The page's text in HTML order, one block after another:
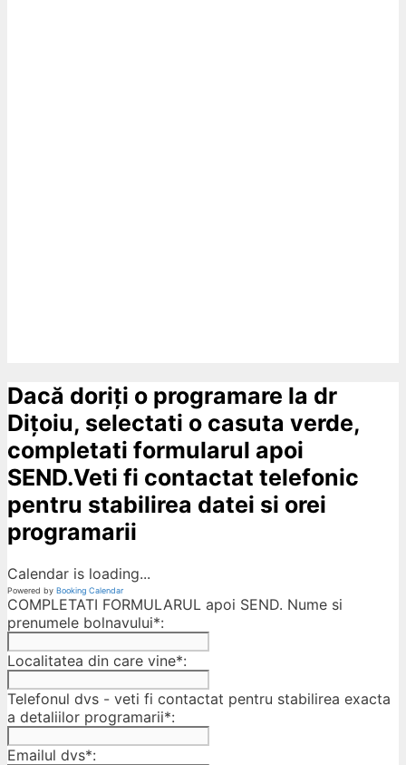
Dacă doriți o programare la dr
Dițoiu, selectati o casuta verde,
completati formularul apoi
SEND.Veti fi contactat telefonic
pentru stabilirea datei si orei
programarii
Calendar is loading...
Powered by Booking Calendar
COMPLETATI FORMULARUL apoi SEND. Nume si
prenumele bolnavului*:
Localitatea din care vine*:
Telefonul dvs - veti fi contactat pentru stabilirea exacta
a detaliilor programarii*:
Emailul dvs*: